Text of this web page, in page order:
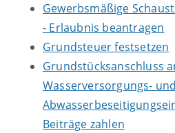
Gewerbsmäßige
- Erlaubnis beantragen
Grundsteuer festsetzen
Grundstücksanschluss
Wasserversorgungs- und
Beiträge zahlen